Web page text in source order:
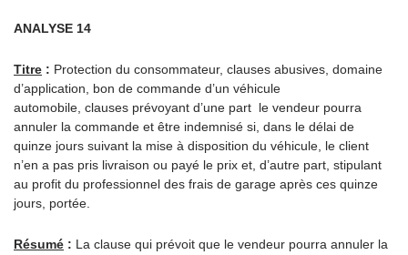
ANALYSE 14
Titre : Protection du consommateur, clauses abusives, domaine
d’application, bon de commande d’un véhicule
automobile, clauses prévoyant d’une part le vendeur pourra
annuler la commande et être indemnisé si, dans le délai de
quinze jours suivant la mise à disposition du véhicule, le client
n’en a pas pris livraison ou payé le prix et, d’autre part, stipulant
au profit du professionnel des frais de garage après ces quinze
jours, portée.
Résumé : La clause qui prévoit que le vendeur pourra annuler la